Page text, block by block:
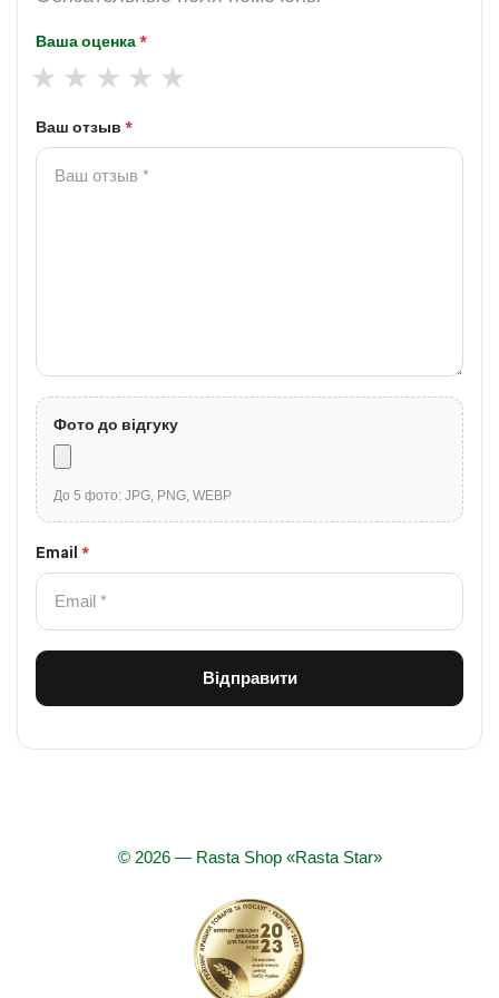
Ваша оценка*
Ваш отзыв *
Фото до відгуку
До 5 фото: JPG, PNG, WEBP
Email *
© 2026 — Rasta Shop «Rasta Star»